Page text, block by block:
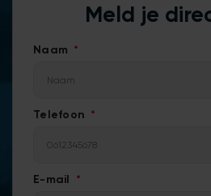
Meld je
Naam
Telefoon
E-mail